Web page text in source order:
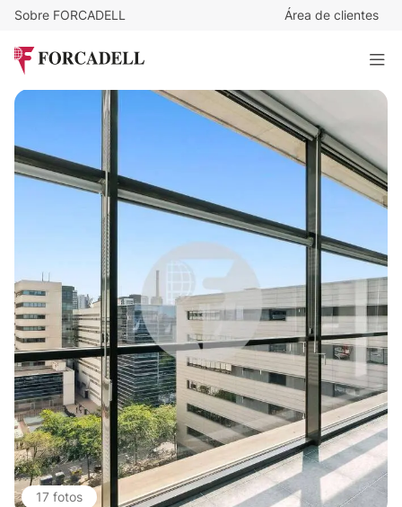
Sobre FORCADELL Área de clientes
ATRIUM 22@ - EDIFICIO D
337 m²
17 fotos